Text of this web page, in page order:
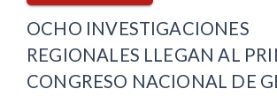
OCHO INVESTIGACIONES
REGIONALES LLEGAN AL
CONGRESO NACIONAL DE